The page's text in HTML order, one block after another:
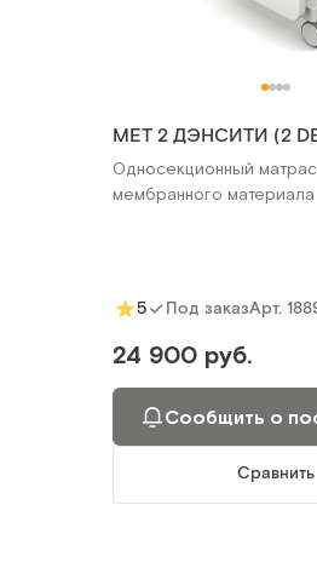
MET 2 ДЭНСИТИ (2
Односекционный
мембранного материала
5 Под заказАрт.
24 900 руб.
Сообщить о
Сравнить